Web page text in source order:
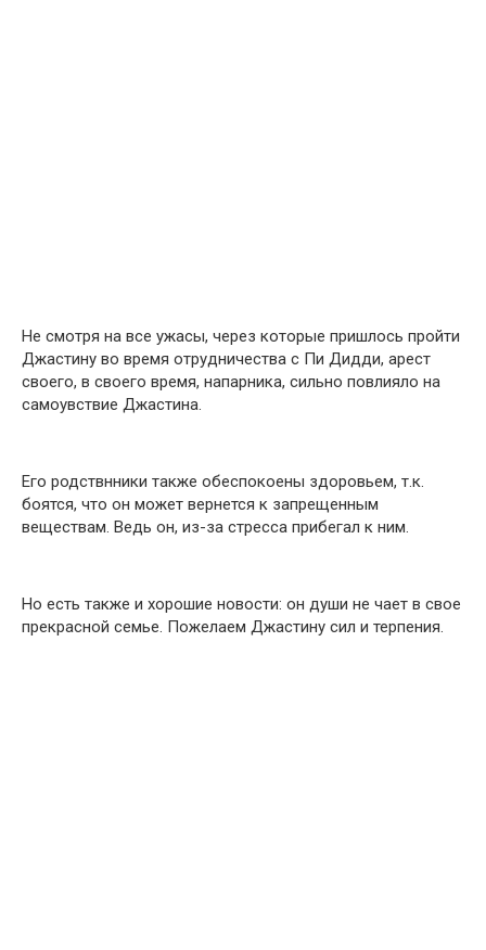
Не смотря на все ужасы, через которые пришлось пройти
Джастину во время отрудничества с Пи Дидди, арест
своего, в своего время, напарника, сильно повлияло на
самоувствие Джастина.
Его родствнники также обеспокоены здоровьем, т.к.
боятся, что он может вернется к запрещенным
веществам. Ведь он, из-за стресса прибегал к ним.
Но есть также и хорошие новости: он души не чает в свое
прекрасной семье. Пожелаем Джастину сил и терпения.